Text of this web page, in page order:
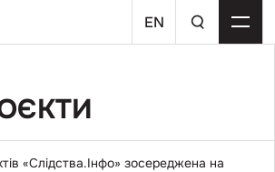
EN
«Слідства.Інфо» зосереджена на